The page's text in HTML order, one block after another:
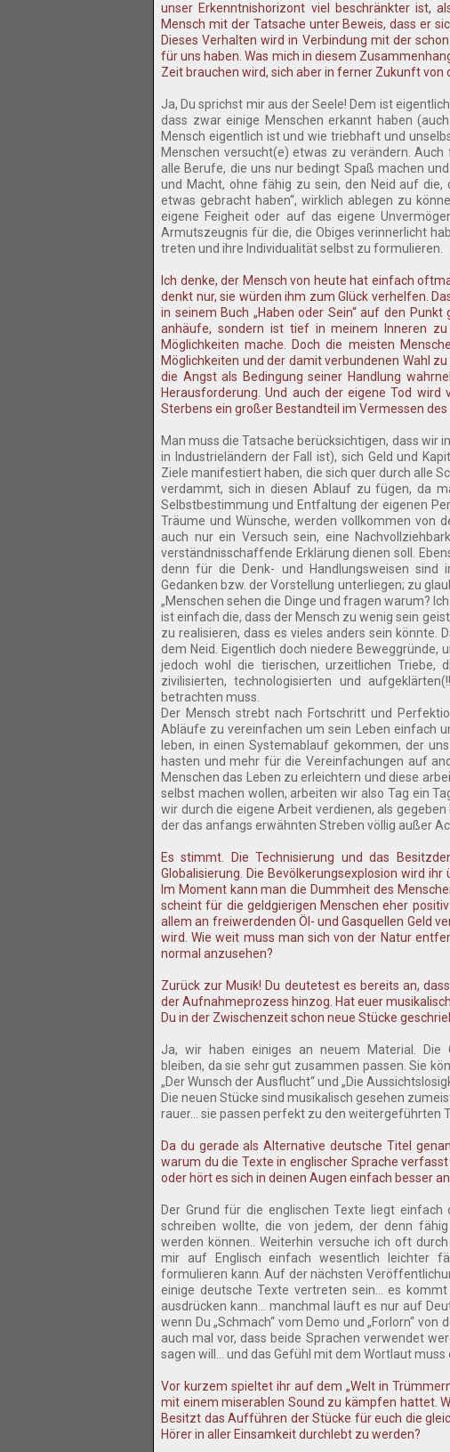
unser Erkenntnishorizont viel beschränkter ist,
Mensch mit der Tatsache unter Beweis, dass er
Dieses Verhalten wird in Verbindung mit der
für uns haben. Was mich in diesem
Zeit brauchen wird, sich aber in ferner Zukunft von
Ja, Du sprichst mir aus der Seele! Dem ist
dass zwar einige Menschen erkannt haben
Mensch eigentlich ist und wie triebhaft und
Menschen versucht(e) etwas zu verändern.
alle Berufe, die uns nur bedingt Spaß machen
und Macht, ohne fähig zu sein, den Neid auf die,
etwas gebracht haben“, wirklich ablegen zu
eigene Feigheit oder auf das eigene
Armutszeugnis für die, die Obiges verinnerlicht
treten und ihre Individualität selbst zu formulieren.
Ich denke, der Mensch von heute hat einfach
denkt nur, sie würden ihm zum Glück verhelfen.
in seinem Buch „Haben oder Sein“ auf den
anhäufe, sondern ist tief in meinem Inneren
Möglichkeiten mache. Doch die meisten
Möglichkeiten und der damit verbundenen Wahl
die Angst als Bedingung seiner Handlung
Herausforderung. Und auch der eigene Tod
Sterbens ein großer Bestandteil im Vermessen
Man muss die Tatsache berücksichtigen, dass wir
in Industrieländern der Fall ist), sich Geld und
Ziele manifestiert haben, die sich quer durch alle
verdammt, sich in diesen Ablauf zu fügen, da
Selbstbestimmung und Entfaltung der eigenen
Träume und Wünsche, werden vollkommen von
auch nur ein Versuch sein, eine
verständnisschaffende Erklärung dienen soll.
denn für die Denk- und Handlungsweisen sind
Gedanken bzw. der Vorstellung unterliegen; zu
„Menschen sehen die Dinge und fragen warum?
ist einfach die, dass der Mensch zu wenig sein
zu realisieren, dass es vieles anders sein könnte.
dem Neid. Eigentlich doch niedere Beweggründe,
jedoch wohl die tierischen, urzeitlichen
zivilisierten, technologisierten und
betrachten muss.
Der Mensch strebt nach Fortschritt und
Abläufe zu vereinfachen um sein Leben einfach
leben, in einen Systemablauf gekommen, der
hasten und mehr für die Vereinfachungen auf
Menschen das Leben zu erleichtern und diese
selbst machen wollen, arbeiten wir also Tag ein
wir durch die eigene Arbeit verdienen, als
der das anfangs erwähnten Streben völlig außer
Es stimmt. Die Technisierung und das
Globalisierung. Die Bevölkerungsexplosion wird
Im Moment kann man die Dummheit des
scheint für die geldgierigen Menschen eher
allem an freiwerdenden Öl- und Gasquellen Geld
wird. Wie weit muss man sich von der Natur
normal anzusehen?
Zurück zur Musik! Du deutetest es bereits an,
der Aufnahmeprozess hinzog. Hat euer
Du in der Zwischenzeit schon neue Stücke
Ja, wir haben einiges an neuem Material. Die
bleiben, da sie sehr gut zusammen passen. Sie
„Der Wunsch der Ausflucht“ und „Die
Die neuen Stücke sind musikalisch gesehen
rauer... sie passen perfekt zu den weitergeführten
Da du gerade als Alternative deutsche Titel
warum du die Texte in englischer Sprache
oder hört es sich in deinen Augen einfach besser
Der Grund für die englischen Texte liegt einfach
schreiben wollte, die von jedem, der denn
werden können.. Weiterhin versuche ich oft
mir auf Englisch einfach wesentlich leichter
formulieren kann. Auf der nächsten
einige deutsche Texte vertreten sein... es
ausdrücken kann... manchmal läuft es nur auf
wenn Du „Schmach“ vom Demo und „Forlorn“
auch mal vor, dass beide Sprachen verwendet
sagen will... und das Gefühl mit dem Wortlaut
Vor kurzem spieltet ihr auf dem „Welt in
mit einem miserablen Sound zu kämpfen hattet.
Besitzt das Aufführen der Stücke für euch die
Hörer in aller Einsamkeit durchlebt zu werden?